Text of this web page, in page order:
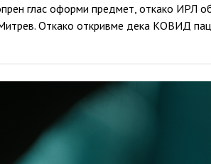
глас оформи предмет, откако ИРЛ
Откако откривме дека КОВИД